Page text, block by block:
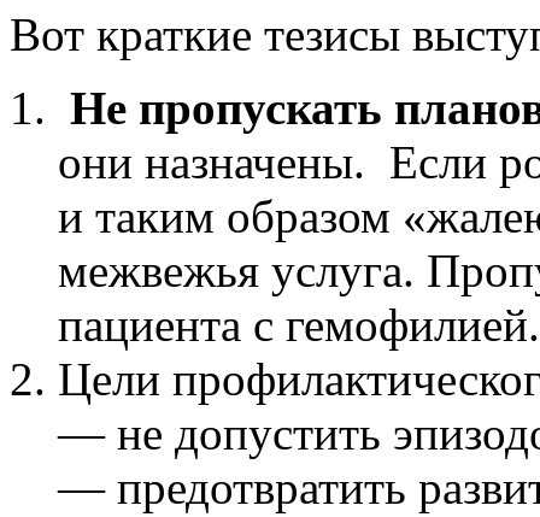
Вот краткие тезисы
Не пропускать
они назначены. Если
и таким образом
межвежья услуга.
пациента с гемофилией.
Цели
— не допустить
— предотвратить